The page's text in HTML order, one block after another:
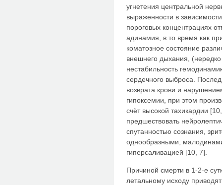
угнетения центральной
выраженности в
пороговых концентрациях
адинамия, в то время как
коматозное состояние
внешнего дыхания,
нестабильность
сердечного выброса.
возврата крови и
гипоксемии, при этом
счёт высокой тахикардии
предшествовать
спутанностью сознания,
однообразными,
гиперсаливацией [10, 7].
Причиной смерти в 1-2-е
летальному исходу